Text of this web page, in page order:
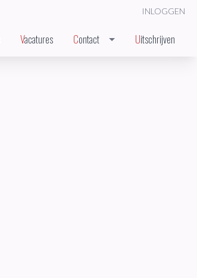
INLOGGEN
Vacatures Contact Uitschrijven